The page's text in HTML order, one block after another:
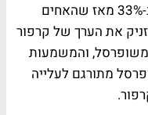
אם תרצו - הזינוק במניית שופרסל ב-33% מאז שהאחים
את הערך של קרפור
משופרסל, והמשמעות
מתורגם לעלייה